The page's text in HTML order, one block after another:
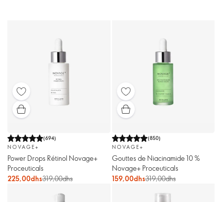
(694)
NOVAGE+
Power Drops Rétinol Novage+
Proceuticals
225,00dhs319,00dhs
(850)
NOVAGE+
Gouttes de Niacinamide 10 %
Novage+ Proceuticals
159,00dhs319,00dhs